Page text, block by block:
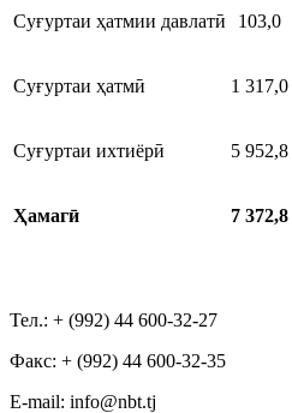
Суғуртаи ҳатмии давлатӣ 103,0
Суғуртаи ҳатмӣ 1 317,0
Суғуртаи ихтиёрӣ 5 952,8
Ҳамагӣ 7 372,8
Тел.: + (992) 44 600-32-27
Факс: + (992) 44 600-32-35
Е-mail: info@nbt.tj